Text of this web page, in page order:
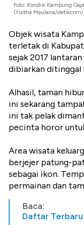
Foto: Kondisi Kampung
(Yudha Maulana/detikcom)
Objek wisata
terletak di
sejak 2017
dibiarkan ditinggal
Alhasil, taman
ini sekarang
ini tak pelak
pecinta horor
Area wisata
berjejer patung-
sebagai ikon.
permainan dan
Baca:
Daftar